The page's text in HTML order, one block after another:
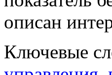
описан
Ключевые